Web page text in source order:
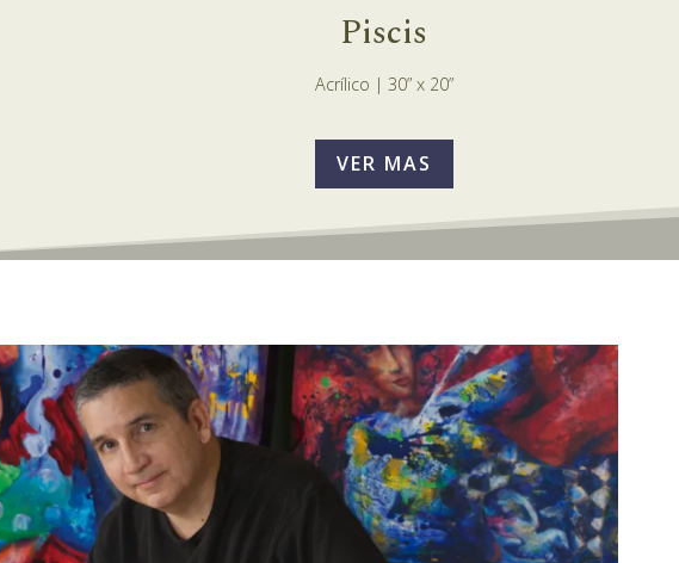
Piscis
Acrílico | 30” x 20”
VER MAS